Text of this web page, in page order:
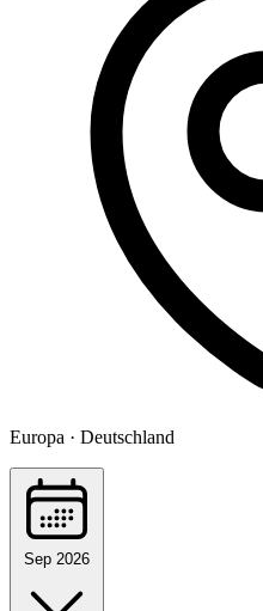
Europa · Deutschland
Sep 2026